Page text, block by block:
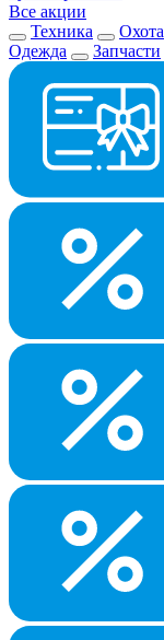
Все акции
Техника
Охота
Одежда
Запчасти